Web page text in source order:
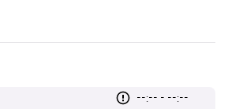
--:-- - --:--